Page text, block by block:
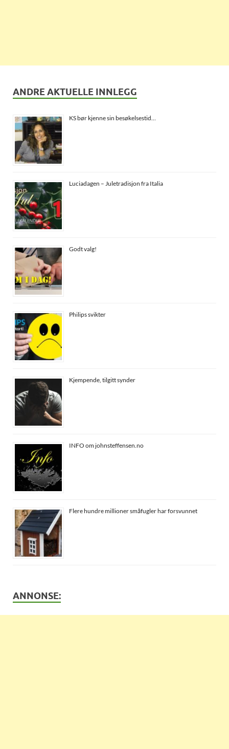
ANDRE AKTUELLE INNLEGG
KS bør kjenne sin besøkelsestid…
Luciadagen – Juletradisjon fra Italia
Godt valg!
Philips svikter
Kjempende, tilgitt synder
INFO om johnsteffensen.no
Flere hundre millioner småfugler har forsvunnet
ANNONSE: